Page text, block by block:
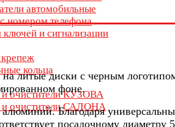
автомобильные
номером телефона
и сигнализации
кольца
очистители КУЗОВА
и очистители САЛОНА
литые диски с черным
фоне.
Благодаря
посадочному диаметру